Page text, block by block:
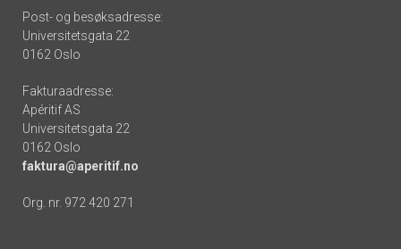
Post- og besøksadresse:
Universitetsgata 22
0162 Oslo
Fakturaadresse:
Apéritif AS
Universitetsgata 22
0162 Oslo
faktura@aperitif.no
Org. nr. 972 420 271